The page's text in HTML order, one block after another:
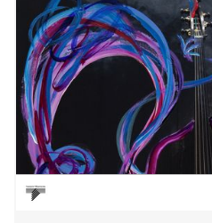
Naantalin Musiikkijuhlia